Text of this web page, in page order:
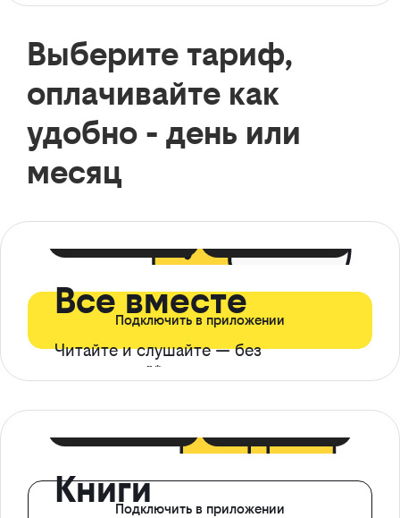
Выберите тариф,
оплачивайте как
удобно - день или
месяц
Все вместе
Читайте и слушайте — без
ограничений*
Подключить в приложении
КнигиПодключить в приложении